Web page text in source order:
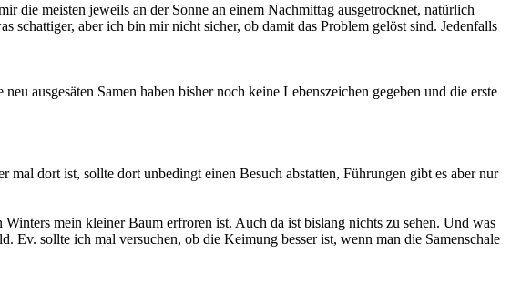
die meisten jeweils an der Sonne an einem Nachmittag ausgetrocknet, natürlich
schattiger, aber ich bin mir nicht sicher, ob damit das Problem gelöst sind. Jedenfalls
ausgesäten Samen haben bisher noch keine Lebenszeichen gegeben und die erste
dort ist, sollte dort unbedingt einen Besuch abstatten, Führungen gibt es aber nur
mein kleiner Baum erfroren ist. Auch da ist bislang nichts zu sehen. Und was
Ev. sollte ich mal versuchen, ob die Keimung besser ist, wenn man die Samenschale